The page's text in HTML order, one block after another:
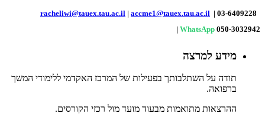
racheliwi@tauex.tau.ac.il | accme1@tauex.tau.ac.il | 03-6409228
| WhatsApp 050-3032942
מידע למרצה
תודה על השתלבותך בפעילות של המרכז האקדמי ללימודי המשך
ברפואה.
ההרצאות מתואמות מבעוד מועד מול רכזי הקורסים.